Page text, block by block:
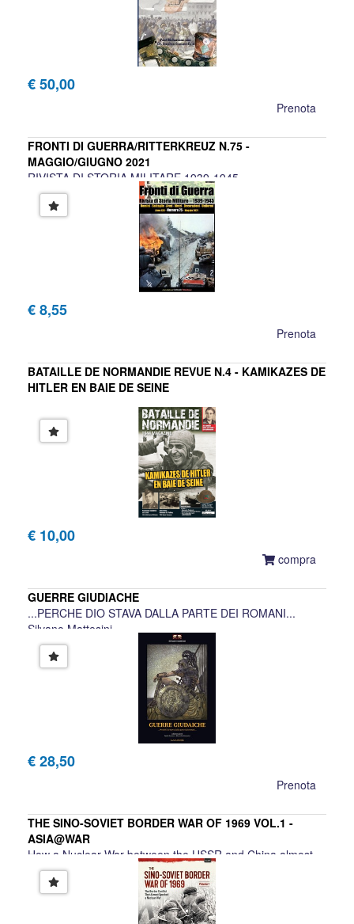
€ 50,00
Prenota
FRONTI DI GUERRA/RITTERKREUZ N.75 -
MAGGIO/GIUGNO 2021
RIVISTA DI STORIA MILITARE 1939-1945
€ 8,55
Prenota
BATAILLE DE NORMANDIE REVUE N.4 - KAMIKAZES DE
HITLER EN BAIE DE SEINE
€ 10,00
compra
GUERRE GIUDIACHE
...PERCHE DIO STAVA DALLA PARTE DEI ROMANI...
Silvano Mattesini
€ 28,50
Prenota
THE SINO-SOVIET BORDER WAR OF 1969 VOL.1 -
ASIA@WAR
How a Nuclear War between the USSR and China almost
started in 1969
Harold Orenstein, Dmitry Ryabushkin